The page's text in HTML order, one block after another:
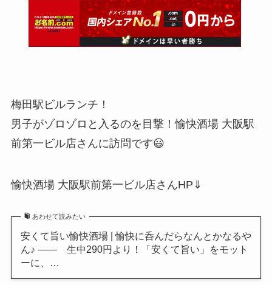
梅田駅ビルランチ！
男子がゾロゾロと入るのを目撃！愉快酒場 大阪駅
前第一ビル店さんに訪問です😃
愉快酒場 大阪駅前第一ビル店さんHP⇓
あわせて読みたい
安くて旨い愉快酒場 | 愉快に呑んだらなんとかなるや
ん♪ —— 生中290円より！「安くて旨い」をモット
ーに、…